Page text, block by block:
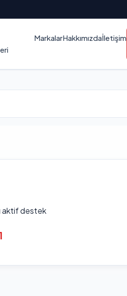
MarkalarHakkımızdaİletişim
aktif destek